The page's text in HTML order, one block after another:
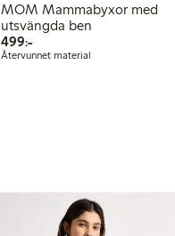
MOM Mammabyxor med
utsvängda ben
499:-499,00 kr
Återvunnet material